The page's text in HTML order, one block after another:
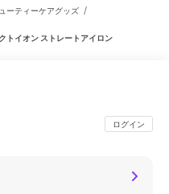
ーティーケアグッズ /
トイオン ストレートアイロン
ログイン